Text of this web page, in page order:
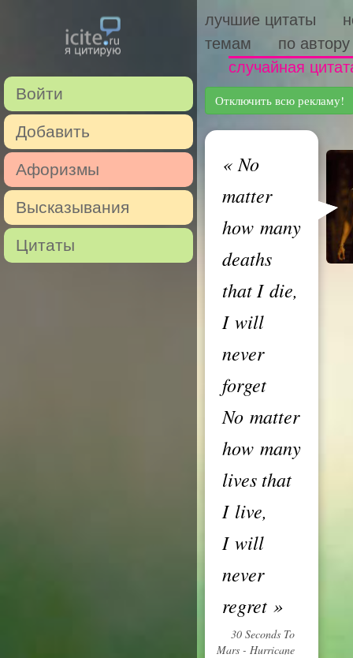
Войти
Добавить
Афоризмы
Высказывания
Цитаты
лучшие цитаты
темам
по автору
случайная
Отключить всю рекламу!
«No
matter
how many
deaths
that I die,
I will
never
forget
No matter
how many
lives that
I live,
I will
never
regret »
30 Seconds To
Mars - Hurricane